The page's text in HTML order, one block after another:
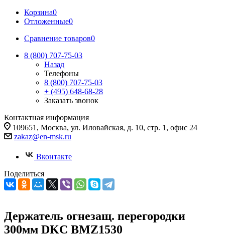
Корзина0
Отложенные0
Сравнение товаров0
8 (800) 707-75-03
Назад
Телефоны
8 (800) 707-75-03
+ (495) 648-68-28
Заказать звонок
Контактная информация
109651, Москва, ул. Иловайская, д. 10, стр. 1, офис 24
zakaz@en-msk.ru
Вконтакте
Поделиться
Держатель огнезащ. перегородки
300мм DKC BMZ1530